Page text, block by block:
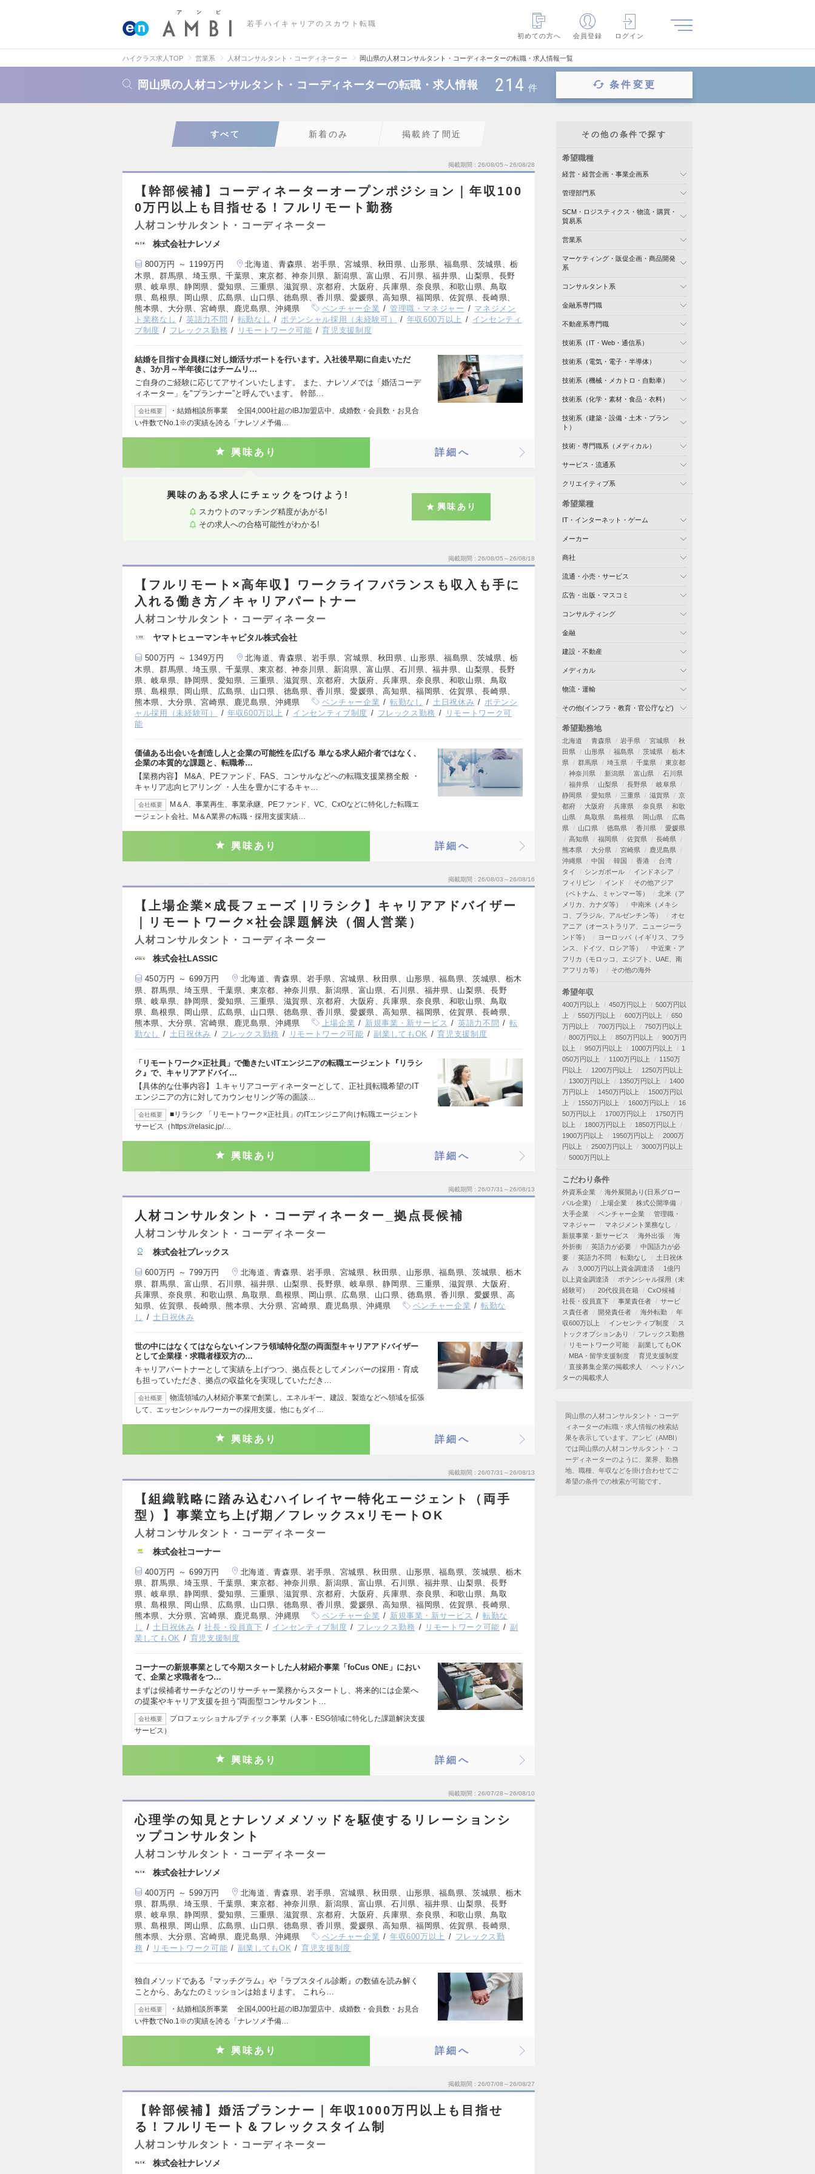
若手ハイキャリアのスカウト転職
初めての方へ
会員登録 ログイン
ハイクラス求人TOP 営業系 人材コンサルタント・コーディネーター 岡山県の人材コンサルタント・コーディネーターの転職・求人情報一覧
岡山県の人材コンサルタント・コーディネーターの転職・求人情報 214 件 条件変更
すべて 新着のみ 掲載終了間近
掲載期間 26/08/05～26/08/28
【幹部候補】コーディネーターオープンポジション｜年収100
0万円以上も目指せる！フルリモート勤務
人材コンサルタント・コーディネーター
株式会社ナレソメ
800万円 ～ 1199万円
北海道、青森県、岩手県、宮城県、秋田県、山形県、福島県、茨城県、栃
木県、群馬県、埼玉県、千葉県、東京都、神奈川県、新潟県、富山県、石川県、福井県、山梨県、長野
県、岐阜県、静岡県、愛知県、三重県、滋賀県、京都府、大阪府、兵庫県、奈良県、和歌山県、鳥取
県、島根県、岡山県、広島県、山口県、徳島県、香川県、愛媛県、高知県、福岡県、佐賀県、長崎県、
熊本県、大分県、宮崎県、鹿児島県、沖縄県
ベンチャー企業 管理職・マネジャー
マネジメン
ト業務なし
英語力不問 転勤なし ポテンシャル採用（未経験可） 年収600万以上
インセンティ
ブ制度
フレックス勤務 リモートワーク可能 育児支援制度
結婚を目指す会員様に対し婚活サポートを行います。入社後早期に自走いただ
き、3か月～半年後にはチームリ…
ご自身のご経験に応じてアサインいたします。 また、ナレソメでは「婚活コーデ
ィネーター」を"プランナー”と呼んでいます。 幹部…
会社概要
・結婚相談所事業 全国4,000社超のIBJ加盟店中、成婚数・会員数・お見合
い件数でNo.1※の実績を誇る「ナレソメ予備…
興味あり 詳細へ
興味のある求人にチェックをつけよう!
スカウトのマッチング精度があがる!
その求人への合格可能性がわかる!
興味あり
掲載期間 26/08/05～26/08/18
【フルリモート×高年収】ワークライフバランスも収入も手に
入れる働き方／キャリアパートナー
人材コンサルタント・コーディネーター
ヤマトヒューマンキャピタル株式会社
500万円 ～ 1349万円
北海道、青森県、岩手県、宮城県、秋田県、山形県、福島県、茨城県、栃
木県、群馬県、埼玉県、千葉県、東京都、神奈川県、新潟県、富山県、石川県、福井県、山梨県、長野
県、岐阜県、静岡県、愛知県、三重県、滋賀県、京都府、大阪府、兵庫県、奈良県、和歌山県、鳥取
県、島根県、岡山県、広島県、山口県、徳島県、香川県、愛媛県、高知県、福岡県、佐賀県、長崎県、
熊本県、大分県、宮崎県、鹿児島県、沖縄県
ベンチャー企業 転勤なし 土日祝休み
ポテンシ
ャル採用（未経験可）
年収600万以上 インセンティブ制度 フレックス勤務
リモートワーク可
能
価値ある出会いを創造し人と企業の可能性を広げる 単なる求人紹介者ではなく、
企業の本質的な課題と、転職希…
【業務内容】 M&A、PEファンド、FAS、コンサルなどへの転職支援業務全般 ・
キャリア志向ヒアリング ・人生を豊かにするキャ…
会社概要
M＆A、事業再生、事業承継、PEファンド、VC、CxOなどに特化した転職エ
ージェント会社。M＆A業界の転職・採用支援実績…
興味あり 詳細へ
掲載期間 26/08/03～26/08/16
【上場企業×成長フェーズ |リラシク】キャリアアドバイザー
｜リモートワーク×社会課題解決（個人営業）
人材コンサルタント・コーディネーター
株式会社LASSIC
450万円 ～ 699万円
北海道、青森県、岩手県、宮城県、秋田県、山形県、福島県、茨城県、栃木
県、群馬県、埼玉県、千葉県、東京都、神奈川県、新潟県、富山県、石川県、福井県、山梨県、長野
県、岐阜県、静岡県、愛知県、三重県、滋賀県、京都府、大阪府、兵庫県、奈良県、和歌山県、鳥取
県、島根県、岡山県、広島県、山口県、徳島県、香川県、愛媛県、高知県、福岡県、佐賀県、長崎県、
熊本県、大分県、宮崎県、鹿児島県、沖縄県
上場企業 新規事業・新サービス 英語力不問
転
勤なし
土日祝休み フレックス勤務 リモートワーク可能 副業してもOK 育児支援制度
「リモートワーク×正社員」で働きたいITエンジニアの転職エージェント『リラシ
ク』で、キャリアアドバイ…
【具体的な仕事内容】 1.キャリアコーディネーターとして、正社員転職希望のIT
エンジニアの方に対してカウンセリング等の面談…
会社概要
■リラシク 「リモートワーク×正社員」のITエンジニア向け転職エージェント
サービス（https://relasic.jp/…
興味あり 詳細へ
掲載期間 26/07/31～26/08/13
人材コンサルタント・コーディネーター_拠点長候補
人材コンサルタント・コーディネーター
株式会社プレックス
600万円 ～ 799万円
北海道、青森県、岩手県、宮城県、秋田県、山形県、福島県、茨城県、栃木
県、群馬県、富山県、石川県、福井県、山梨県、長野県、岐阜県、静岡県、三重県、滋賀県、大阪府、
兵庫県、奈良県、和歌山県、鳥取県、島根県、岡山県、広島県、山口県、徳島県、香川県、愛媛県、高
知県、佐賀県、長崎県、熊本県、大分県、宮崎県、鹿児島県、沖縄県
ベンチャー企業
転勤な
し
土日祝休み
世の中にはなくてはならないインフラ領域特化型の両面型キャリアアドバイザー
として企業様・求職者様双方の…
キャリアパートナーとして実績を上げつつ、拠点長としてメンバーの採用・育成
も担っていただき、拠点の収益化を実現していただき…
会社概要
物流領域の人材紹介事業で創業し、エネルギー、建設、製造などへ領域を拡張
して、エッセンシャルワーカーの採用支援。他にもダイ…
興味あり 詳細へ
掲載期間 26/07/31～26/08/13
【組織戦略に踏み込むハイレイヤー特化エージェント（両手
型）】事業立ち上げ期／フレックスxリモートOK
人材コンサルタント・コーディネーター
株式会社コーナー
400万円 ～ 699万円
北海道、青森県、岩手県、宮城県、秋田県、山形県、福島県、茨城県、栃木
県、群馬県、埼玉県、千葉県、東京都、神奈川県、新潟県、富山県、石川県、福井県、山梨県、長野
県、岐阜県、静岡県、愛知県、三重県、滋賀県、京都府、大阪府、兵庫県、奈良県、和歌山県、鳥取
県、島根県、岡山県、広島県、山口県、徳島県、香川県、愛媛県、高知県、福岡県、佐賀県、長崎県、
熊本県、大分県、宮崎県、鹿児島県、沖縄県
ベンチャー企業 新規事業・新サービス
転勤な
し
土日祝休み 社長・役員直下 インセンティブ制度 フレックス勤務 リモートワーク可能
副
業してもOK
育児支援制度
コーナーの新規事業として今期スタートした人材紹介事業「foCus ONE」におい
て、企業と求職者をつ…
まずは候補者サーチなどのリサーチャー業務からスタートし、将来的には企業へ
の提案やキャリア支援を担う“両面型コンサルタント…
会社概要
プロフェッショナルブティック事業（人事・ESG領域に特化した課題解決支援
サービス）
興味あり 詳細へ
掲載期間 26/07/28～26/08/10
心理学の知見とナレソメメソッドを駆使するリレーションシ
ップコンサルタント
人材コンサルタント・コーディネーター
株式会社ナレソメ
400万円 ～ 599万円
北海道、青森県、岩手県、宮城県、秋田県、山形県、福島県、茨城県、栃木
県、群馬県、埼玉県、千葉県、東京都、神奈川県、新潟県、富山県、石川県、福井県、山梨県、長野
県、岐阜県、静岡県、愛知県、三重県、滋賀県、京都府、大阪府、兵庫県、奈良県、和歌山県、鳥取
県、島根県、岡山県、広島県、山口県、徳島県、香川県、愛媛県、高知県、福岡県、佐賀県、長崎県、
熊本県、大分県、宮崎県、鹿児島県、沖縄県
ベンチャー企業 年収600万以上
フレックス勤
務
リモートワーク可能 副業してもOK 育児支援制度
独自メソッドである『マッチグラム』や『ラブスタイル診断』の数値を読み解く
ことから、あなたのミッションは始まります。 これら…
会社概要
・結婚相談所事業 全国4,000社超のIBJ加盟店中、成婚数・会員数・お見合
い件数でNo.1※の実績を誇る「ナレソメ予備…
興味あり 詳細へ
掲載期間 26/07/08～26/08/27
【幹部候補】婚活プランナー｜年収1000万円以上も目指せ
る！フルリモート＆フレックスタイム制
人材コンサルタント・コーディネーター
株式会社ナレソメ
その他の条件で探す
希望職種
経営・経営企画・事業企画系
管理部門系
SCM・ロジスティクス・物流・購買・
貿易系
営業系
マーケティング・販促企画・商品開発
系
コンサルタント系
金融系専門職
不動産系専門職
技術系（IT・Web・通信系）
技術系（電気・電子・半導体）
技術系（機械・メカトロ・自動車）
技術系（化学・素材・食品・衣料）
技術系（建築・設備・土木・プラン
ト）
技術・専門職系（メディカル）
サービス・流通系
クリエイティブ系
希望業種
IT・インターネット・ゲーム
メーカー
商社
流通・小売・サービス
広告・出版・マスコミ
コンサルティング
金融
建設・不動産
メディカル
物流・運輸
その他(インフラ・教育・官公庁など)
希望勤務地
北海道 青森県 岩手県 宮城県
秋
田県
山形県 福島県 茨城県
栃木
県
群馬県 埼玉県 千葉県
東京都
神奈川県
新潟県 富山県
石川県
福井県
山梨県 長野県
岐阜県
静岡県
愛知県 三重県 滋賀県
京
都府
大阪府 兵庫県 奈良県
和歌
山県
鳥取県 島根県 岡山県
広島
県
山口県 徳島県 香川県
愛媛県
高知県
福岡県 佐賀県
長崎県
熊本県
大分県 宮崎県
鹿児島県
沖縄県
中国 韓国 香港
台湾
タイ
シンガポール
インドネシア
フィリピン
インド
その他アジア
（ベトナム、ミャンマー等）
北米（ア
メリカ、カナダ等）
中南米（メキシ
コ、ブラジル、アルゼンチン等）
オセ
アニア（オーストラリア、ニュージーラ
ンド等）
ヨーロッパ（イギリス、フラ
ンス、ドイツ、ロシア等）
中近東・ア
フリカ（モロッコ、エジプト、UAE、南
アフリカ等）
その他の海外
希望年収
400万円以上 450万円以上
500万円以
上
550万円以上 600万円以上
650
万円以上
700万円以上
750万円以上
800万円以上
850万円以上
900万円
以上
950万円以上 1000万円以上
1
050万円以上
1100万円以上
1150万
円以上
1200万円以上
1250万円以上
1300万円以上
1350万円以上
1400
万円以上
1450万円以上
1500万円以
上
1550万円以上 1600万円以上
16
50万円以上
1700万円以上
1750万円
以上
1800万円以上
1850万円以上
1900万円以上
1950万円以上
2000万
円以上
2500万円以上
3000万円以上
5000万円以上
こだわり条件
外資系企業
海外展開あり(日系グロー
バル企業)
上場企業
株式公開準備
大手企業
ベンチャー企業
管理職・
マネジャー
マネジメント業務なし
新規事業・新サービス
海外出張
海
外折衝
英語力が必要
中国語力が必
要
英語力不問 転勤なし
土日祝休
み
3,000万円以上資金調達済
1億円
以上資金調達済
ポテンシャル採用（未
経験可）
20代役員在籍
CxO候補
社長・役員直下
事業責任者
サービ
ス責任者
開発責任者 海外転勤
年
収600万以上
インセンティブ制度
ス
トックオプションあり
フレックス勤務
リモートワーク可能
副業してもOK
MBA・留学支援制度
育児支援制度
直接募集企業の掲載求人
ヘッドハン
ターの掲載求人
岡山県の人材コンサルタント・コーデ
ィネーターの転職・求人情報の検索結
果を表示しています。アンビ（AMBI）
では岡山県の人材コンサルタント・コ
ーディネーターのように、業界、勤務
地、職種、年収などを掛け合わせてご
希望の条件での検索が可能です。